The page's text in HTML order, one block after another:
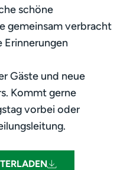
schöne
gemeinsam verbracht
Erinnerungen
Gäste und neue
Kommt gerne
vorbei oder